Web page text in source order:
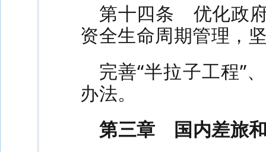
第十四条 优化政
资全生命周期管理，
完善“半拉子工程”
办法。
第三章 国内差旅